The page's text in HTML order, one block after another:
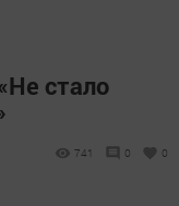
стало
741 0 0